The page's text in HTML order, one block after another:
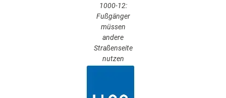
1000-12:
Fußgänger
müssen
andere
Straßenseite
nutzen